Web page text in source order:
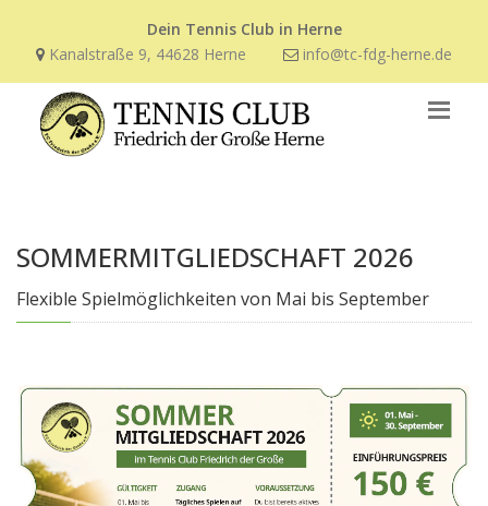
Dein Tennis Club in Herne
Kanalstraße 9, 44628 Herne
info@tc-fdg-herne.de
SOMMERMITGLIEDSCHAFT 2026
Flexible Spielmöglichkeiten von Mai bis September